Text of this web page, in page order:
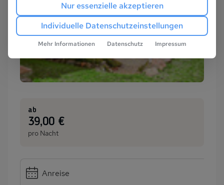
ab
:39,00 €
pro Nacht
Anreise
Nur essenzielle akzeptieren
Individuelle Datenschutzeinstellungen
Mehr Informationen Datenschutz Impressum